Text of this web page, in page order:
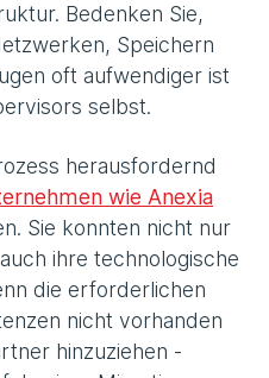
Bedenken Sie,
Speichern
oft aufwendiger ist
selbst.
herausfordernd
wie Anexia
Sie konnten nicht nur
ihre technologische
die erforderlichen
nicht vorhanden
hinzuziehen -